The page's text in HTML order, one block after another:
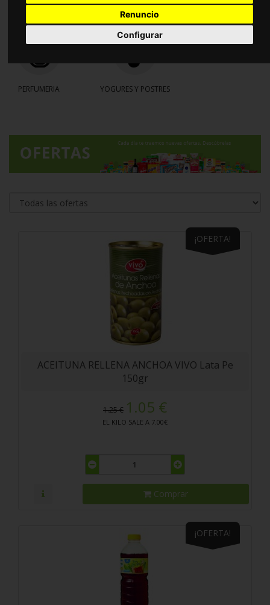
Renuncio
Configurar
PERFUMERIA YOGURES Y POSTRES
¡OFERTA!
ACEITUNA RELLENA ANCHOA VIVO Lata Pe
150gr
1.25 € 1.05 €
EL KILO SALE A 7.00€
Comprar
¡OFERTA!